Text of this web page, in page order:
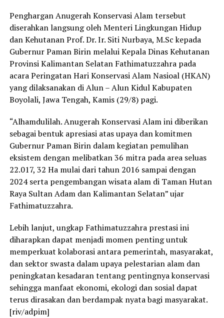
Penghargan Anugerah Konservasi Alam tersebut
diserahkan langsung oleh Menteri Lingkungan Hidup
dan Kehutanan Prof. Dr. Ir. Siti Nurbaya, M.Sc kepada
Gubernur Paman Birin melalui Kepala Dinas Kehutanan
Provinsi Kalimantan Selatan Fathimatuzzahra pada
acara Peringatan Hari Konservasi Alam Nasioal (HKAN)
yang dilaksanakan di Alun – Alun Kidul Kabupaten
Boyolali, Jawa Tengah, Kamis (29/8) pagi.
“Alhamdulilah. Anugerah Konservasi Alam ini diberikan
sebagai bentuk apresiasi atas upaya dan komitmen
Gubernur Paman Birin dalam kegiatan pemulihan
eksistem dengan melibatkan 36 mitra pada area seluas
22.017, 32 Ha mulai dari tahun 2016 sampai dengan
2024 serta pengembangan wisata alam di Taman Hutan
Raya Sultan Adam dan Kalimantan Selatan” ujar
Fathimatuzzahra.
Lebih lanjut, ungkap Fathimatuzzahra prestasi ini
diharapkan dapat menjadi momen penting untuk
memperkuat kolaborasi antara pemerintah, masyarakat,
dan sektor swasta dalam upaya pelestarian alam dan
peningkatan kesadaran tentang pentingnya konservasi
sehingga manfaat ekonomi, ekologi dan sosial dapat
terus dirasakan dan berdampak nyata bagi masyarakat.
[riv/adpim]